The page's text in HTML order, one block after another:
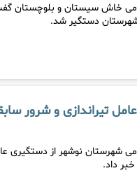
خاش سیستان و بلوچستان
دستگیر شد.
تیراندازی و شرور
شهرستان نوشهر از دستگیری
داد.